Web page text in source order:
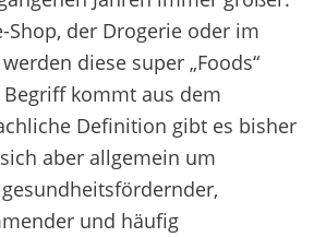
Shop, der Drogerie oder im
diese super „Foods“
kommt aus dem
Definition gibt es bisher
aber allgemein um
und häufig